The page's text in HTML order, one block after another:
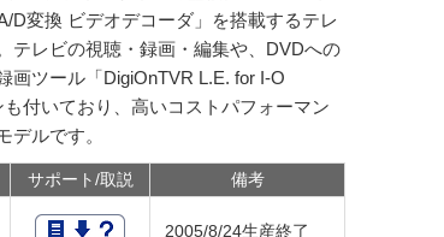
D変換 ビデオデコーダ」を搭載するテレ
テレビの視聴・録画・編集や、DVDへの
画ツール「DigiOnTVR L.E. for I-O
付いており、高いコストパフォーマン
デルです。
サポート/取説 備考
2005/8/24生産終了